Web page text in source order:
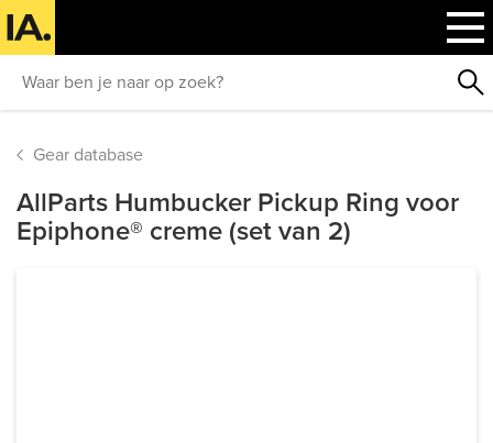
Gear database
AllParts Humbucker Pickup Ring voor
Epiphone® creme (set van 2)